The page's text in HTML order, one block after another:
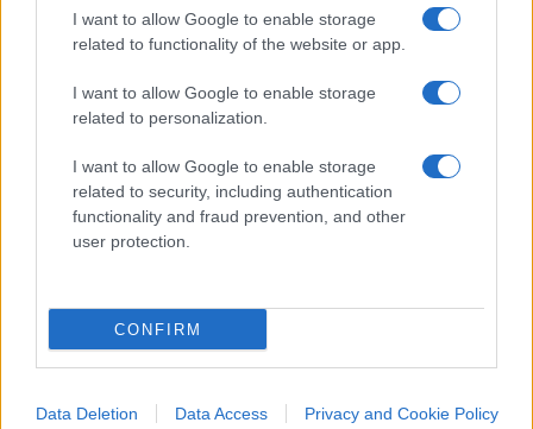
I want to allow Google to enable storage
related to functionality of the website or app.
I want to allow Google to enable storage
related to personalization.
I want to allow Google to enable storage
related to security, including authentication
functionality and fraud prevention, and other
user protection.
CONFIRM
Data Deletion Data Access Privacy and Cookie Policy
dell’affidabilità, della regolarità della circolazione
e della qualità del servizio, nell’ambito del più
ampio piano di innovazione della rete ferroviaria
nazionale”. L’investimento complessivo è di circa
PNRR, con l’obiettivo di attrezzare circa2.800
chilometri di rete entro giugno 2026.
In considerazione delle possibili ripercussioni sul
traffico ferroviario, ai viaggiatori viene consigliato
di consultare i canali di infomobilità ufficiali prima